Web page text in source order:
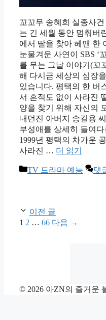
꼬꼬무 송혜희 실종사
는 긴 세월 동안 멈춰버
에서 딸을 찾아 헤맨 한
눈물겨운 사연이 SBS ‘
를 무는 그날 이야기(꼬
해 다시금 세상의 심장
있습니다. 평택의 한 버
서 흔적도 없이 사라진
양을 찾기 위해 자신의
내던진 아버지 송길용
부성애를 상세히 들여
1999년 평택의 차가운
사라진 … 더 읽기
카
TV 드라마 예능 댓
이전 글
페
1 페
2 … 페
66 다음 →
© 2026 아ZN의 즐거운